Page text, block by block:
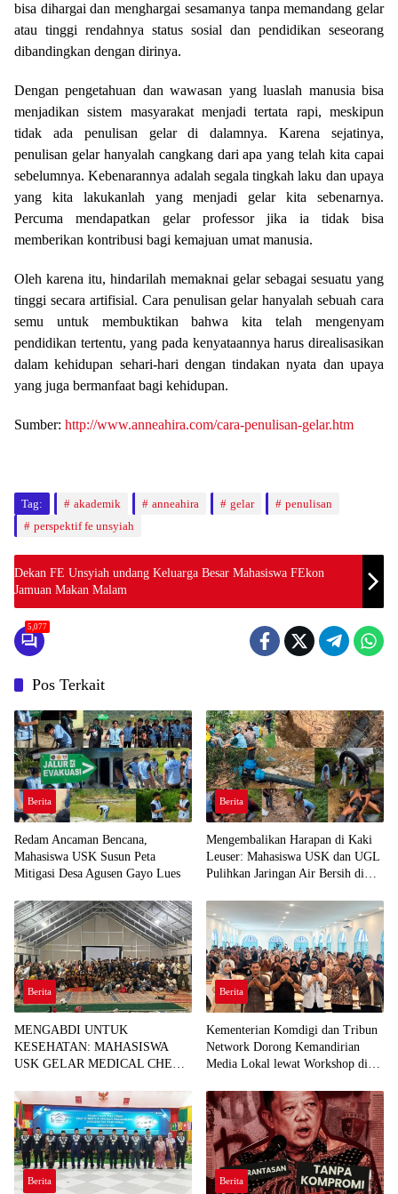
bisa dihargai dan menghargai sesamanya tanpa memandang gelar
atau tinggi rendahnya status sosial dan pendidikan seseorang
dibandingkan dengan dirinya.
Dengan pengetahuan dan wawasan yang luaslah manusia bisa
menjadikan sistem masyarakat menjadi tertata rapi, meskipun
tidak ada penulisan gelar di dalamnya. Karena sejatinya,
penulisan gelar hanyalah cangkang dari apa yang telah kita capai
sebelumnya. Kebenarannya adalah segala tingkah laku dan upaya
yang kita lakukanlah yang menjadi gelar kita sebenarnya.
Percuma mendapatkan gelar professor jika ia tidak bisa
memberikan kontribusi bagi kemajuan umat manusia.
Oleh karena itu, hindarilah memaknai gelar sebagai sesuatu yang
tinggi secara artifisial. Cara penulisan gelar hanyalah sebuah cara
semu untuk membuktikan bahwa kita telah mengenyam
pendidikan tertentu, yang pada kenyataannya harus direalisasikan
dalam kehidupan sehari-hari dengan tindakan nyata dan upaya
yang juga bermanfaat bagi kehidupan.
Sumber: http://www.anneahira.com/cara-penulisan-gelar.htm
Tag: akademik anneahira gelar
penulisan
perspektif fe unsyiah
Dekan FE Unsyiah undang Keluarga Besar Mahasiswa FEkon
Jamuan Makan Malam
5,077
Pos Terkait
Berita
Redam Ancaman Bencana,
Mahasiswa USK Susun Peta
Mitigasi Desa Agusen Gayo Lues
Berita
Mengembalikan Harapan di Kaki
Leuser: Mahasiswa USK dan UGL
Pulihkan Jaringan Air Bersih di
Berita
MENGABDI UNTUK
KESEHATAN: MAHASISWA
USK GELAR MEDICAL CHECK
DESA AGUSEN
Berita
Kementerian Komdigi dan Tribun
Network Dorong Kemandirian
Media Lokal lewat Workshop di
Berita Berita